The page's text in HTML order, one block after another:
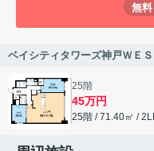
無料
ベイシティタワーズ神戸ＷＥ
25階
45万円
25階 / 71.40㎡ /